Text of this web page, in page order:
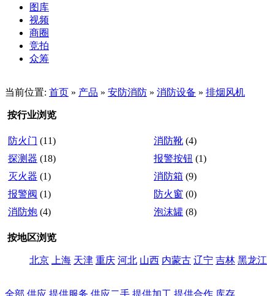
图库
视频
商圈
竞拍
众筹
当前位置: 首页 » 产品 » 安防消防 » 消防设备 » 排烟风机
按行业浏览
防火门 (11) 消防靴 (4)
探测器 (18) 报警按钮 (1)
灭火器 (1) 消防箱 (9)
报警阀 (1) 防火窗 (0)
消防炮 (4) 泡沫罐 (8)
按地区浏览
北京 上海 天津 重庆 河北 山西 内蒙古 辽宁 吉林 黑龙江
全部 供应 提供服务 供应二手 提供加工 提供合作 库存